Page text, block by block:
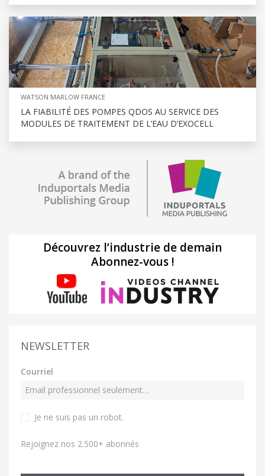
WATSON MARLOW FRANCE
LA FIABILITÉ DES POMPES QDOS AU SERVICE DES
MODULES DE TRAITEMENT DE L’EAU D’EXOCELL
Découvrez l’industrie de demain
Abonnez-vous !
NEWSLETTER
Courriel
Je ne suis pas un robot.
Rejoignez nos 2.500+ abonnés